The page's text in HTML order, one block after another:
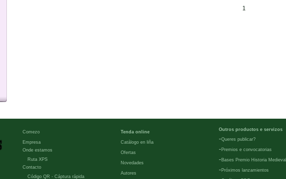
1
Comezo
Empresa
Onde estamos
Ruta XPS
Contacto
Código QR - Cáptura rápida
Tenda online
Catálogo en liña
Ofertas
Novedades
Autores
Outros productos e servizos
-Queres publicar?
- Premios e convocatorias
- Bases Premio Historia Medieval
- Próximos lanzamientos